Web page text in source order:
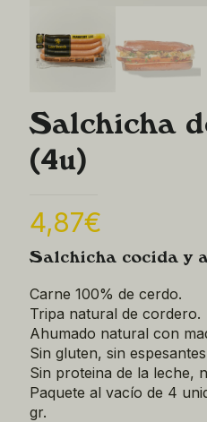
Salchicha
(4u)
4,87€
Salchicha cocida y
Carne 100% de cerdo.
Tripa natural de cordero.
Ahumado natural con
Sin gluten, sin
Sin proteina de la leche,
Paquete al vacío de 4
gr.